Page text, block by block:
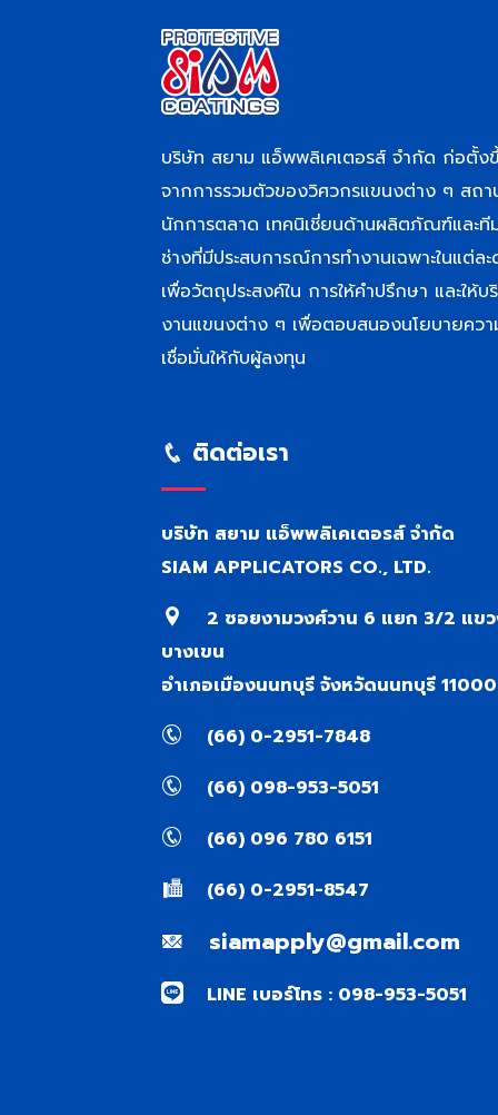
บริษัท สยาม แอ็พพลิเคเตอรส์ จำกัด ก่อตั้ง
จากการรวมตัวของวิศวกรแขนงต่าง ๆ สถ
นักการตลาด เทคนิเชี่ยนด้านผลิตภัณฑ์และที
ช่างที่มีประสบการณ์การทำงานเฉพาะในแต่ล
เพื่อวัตถุประสงค์ใน การให้คำปรึกษา และให้บ
งานแขนงต่าง ๆ เพื่อตอบสนองนโยบายคว
เชื่อมั่นให้กับผู้ลงทุน
ติดต่อเรา
บริษัท สยาม แอ็พพลิเคเตอรส์ จำกัด
SIAM APPLICATORS CO., LTD.
2 ซอยงามวงศ์วาน 6 แยก 3/2 แข
บางเขน
อำเภอเมืองนนทบุรี จังหวัดนนทบุรี 11000
(66) 0-2951-7848
(66) 098-953-5051
(66) 096 780 6151
(66) 0-2951-8547
siamapply@gmail.com
LINE เบอร์โทร : 098-953-5051